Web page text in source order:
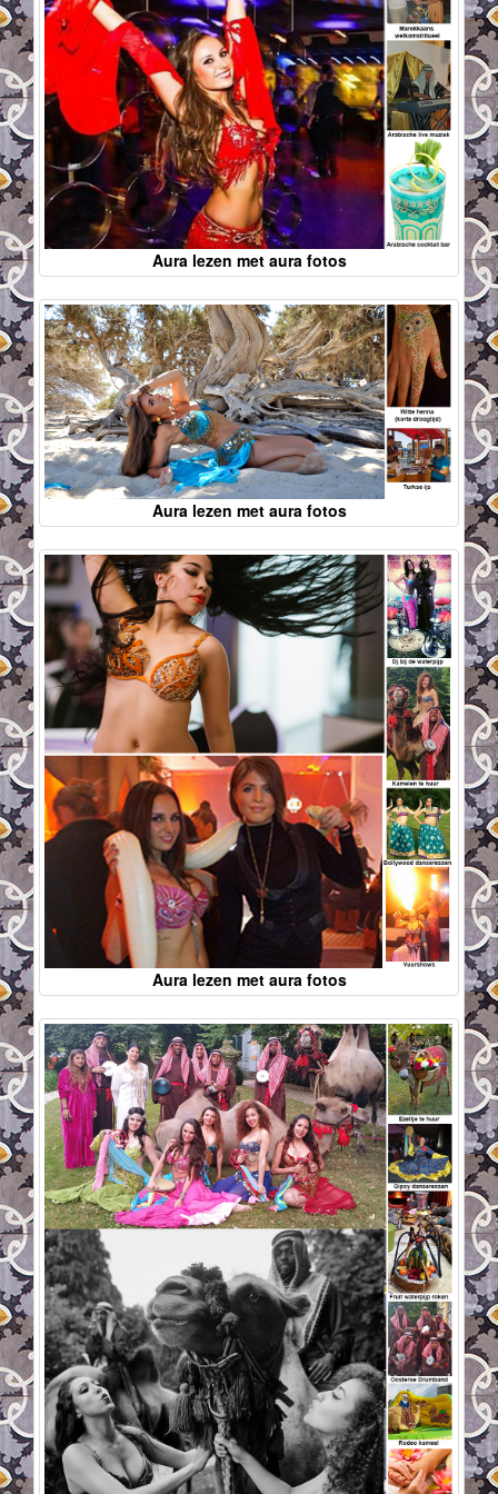
Aura lezen met aura fotos
Aura lezen met aura fotos
Aura lezen met aura fotos